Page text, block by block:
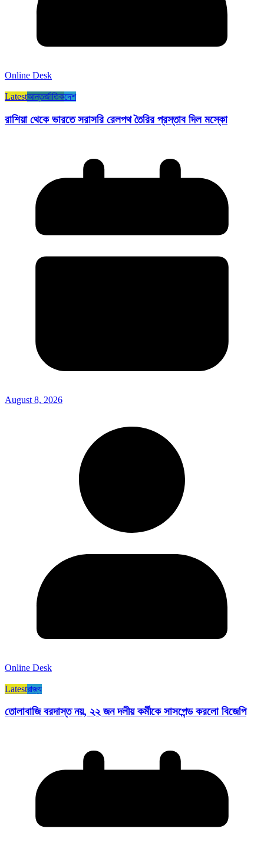
Online Desk
Latestআন্তর্জাতিকদেশ
রাশিয়া থেকে ভারতে সরাসরি রেলপথ তৈরির প্রস্তাব দিল মস্কো
August 8, 2026
Online Desk
Latestরাজ্য​
তোলাবাজি বরদাস্ত নয়, ২২ জন দলীয় কর্মীকে সাসপেন্ড করলো বিজেপি